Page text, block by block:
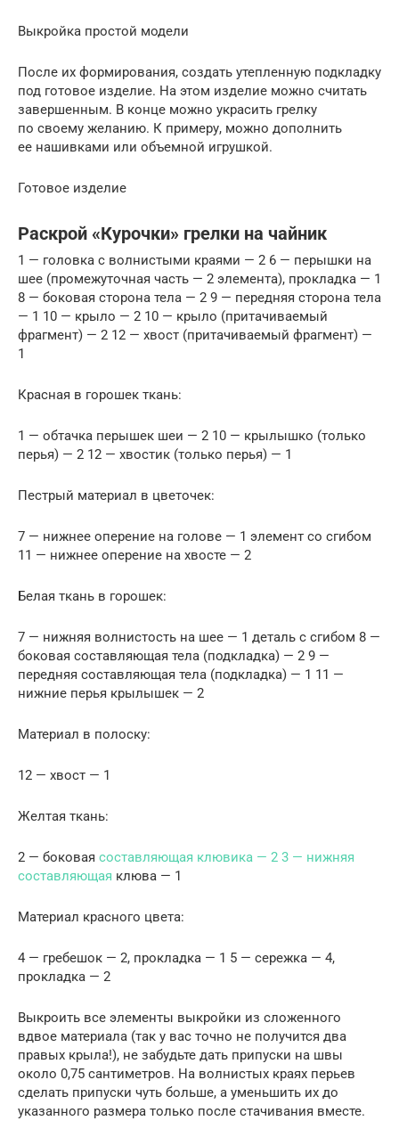
Выкройка простой модели
После их формирования, создать утепленную подкладку
под готовое изделие. На этом изделие можно считать
завершенным. В конце можно украсить грелку
по своему желанию. К примеру, можно дополнить
ее нашивками или объемной игрушкой.
Готовое изделие
Раскрой «Курочки» грелки на чайник
1 — головка с волнистыми краями — 2 6 — перышки на
шее (промежуточная часть — 2 элемента), прокладка — 1
8 — боковая сторона тела — 2 9 — передняя сторона тела
— 1 10 — крыло — 2 10 — крыло (притачиваемый
фрагмент) — 2 12 — хвост (притачиваемый фрагмент) —
1
Красная в горошек ткань:
1 — обтачка перышек шеи — 2 10 — крылышко (только
перья) — 2 12 — хвостик (только перья) — 1
Пестрый материал в цветочек:
7 — нижнее оперение на голове — 1 элемент со сгибом
11 — нижнее оперение на хвосте — 2
Белая ткань в горошек:
7 — нижняя волнистость на шее — 1 деталь с сгибом 8 —
боковая составляющая тела (подкладка) — 2 9 —
передняя составляющая тела (подкладка) — 1 11 —
нижние перья крылышек — 2
Материал в полоску:
12 — хвост — 1
Желтая ткань:
2 — боковая составляющая клювика — 2 3 — нижняя
составляющая клюва — 1
Материал красного цвета:
4 — гребешок — 2, прокладка — 1 5 — сережка — 4,
прокладка — 2
Выкроить все элементы выкройки из сложенного
вдвое материала (так у вас точно не получится два
правых крыла!), не забудьте дать припуски на швы
около 0,75 сантиметров. На волнистых краях перьев
сделать припуски чуть больше, а уменьшить их до
указанного размера только после стачивания вместе.